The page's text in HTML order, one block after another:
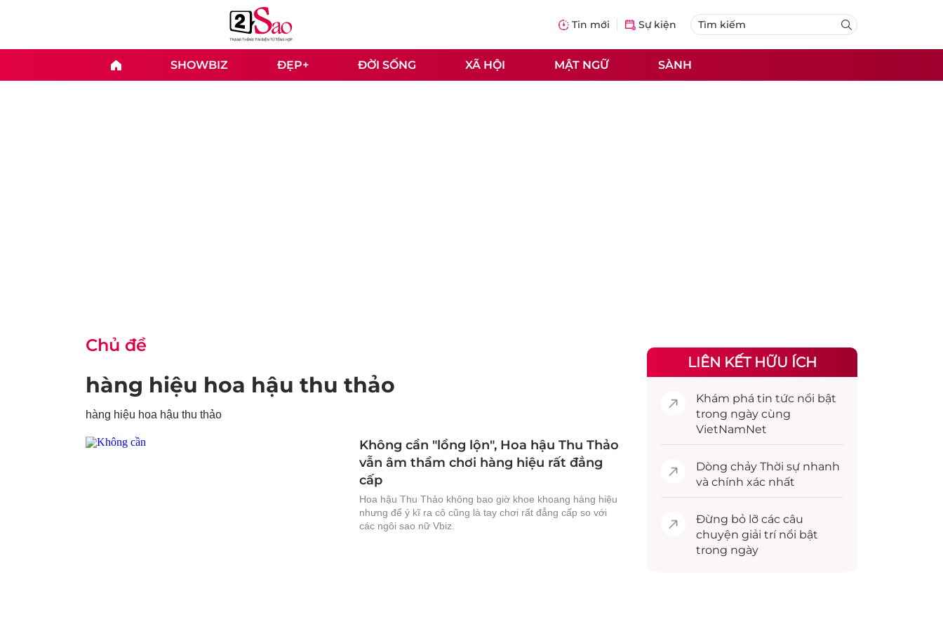
Tin mới Sự kiện
SHOWBIZ ĐẸP+ ĐỜI SỐNG XÃ HỘI MẬT NGỮ SÀNH
Chủ đề
hàng hiệu hoa hậu thu thảo
hàng hiệu hoa hậu thu thảo
Không cần "lồng lộn", Hoa hậu Thu Thảo
vẫn âm thầm chơi hàng hiệu rất đẳng
cấp
Hoa hậu Thu Thảo không bao giờ khoe khoang hàng hiệu
nhưng để ý kĩ ra cô cũng là tay chơi rất đẳng cấp so với
các ngôi sao nữ Vbiz.
LIÊN KẾT HỮU ÍCH
Khám phá tin tức nổi bật
trong ngày cùng
VietNamNet
Dòng chảy Thời sự nhanh
và chính xác nhất
Đừng bỏ lỡ các câu
chuyện giải trínổi bật
trong ngày